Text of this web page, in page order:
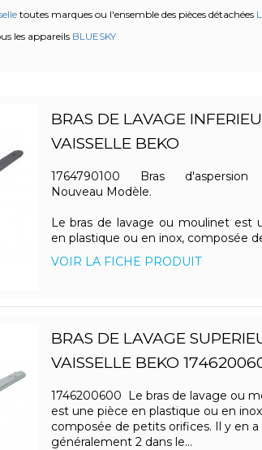
toutes marques ou l'ensemble des pièces détachées
les appareils BLUESKY
BRAS DE LAVAGE
VAISSELLE BEKO
1764790100 Bras d'aspersion
Nouveau Modèle.
Le bras de lavage ou moulinet est
en plastique ou en inox, composée
VOIR LA FICHE PRODUIT
BRAS DE LAVAGE
VAISSELLE BEKO
1746200600 Le bras de lavage ou
est une pièce en plastique ou en
composée de petits orifices. Il y en a
généralement 2 dans le...